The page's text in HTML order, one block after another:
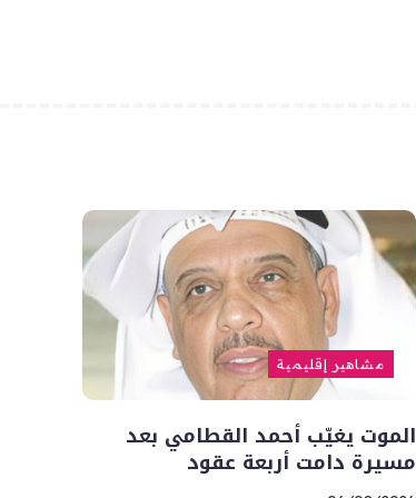
مشاهير إقليمية
الموت يغيّب أحمد القطامي بعد
مسيرة دامت أربعة عقود